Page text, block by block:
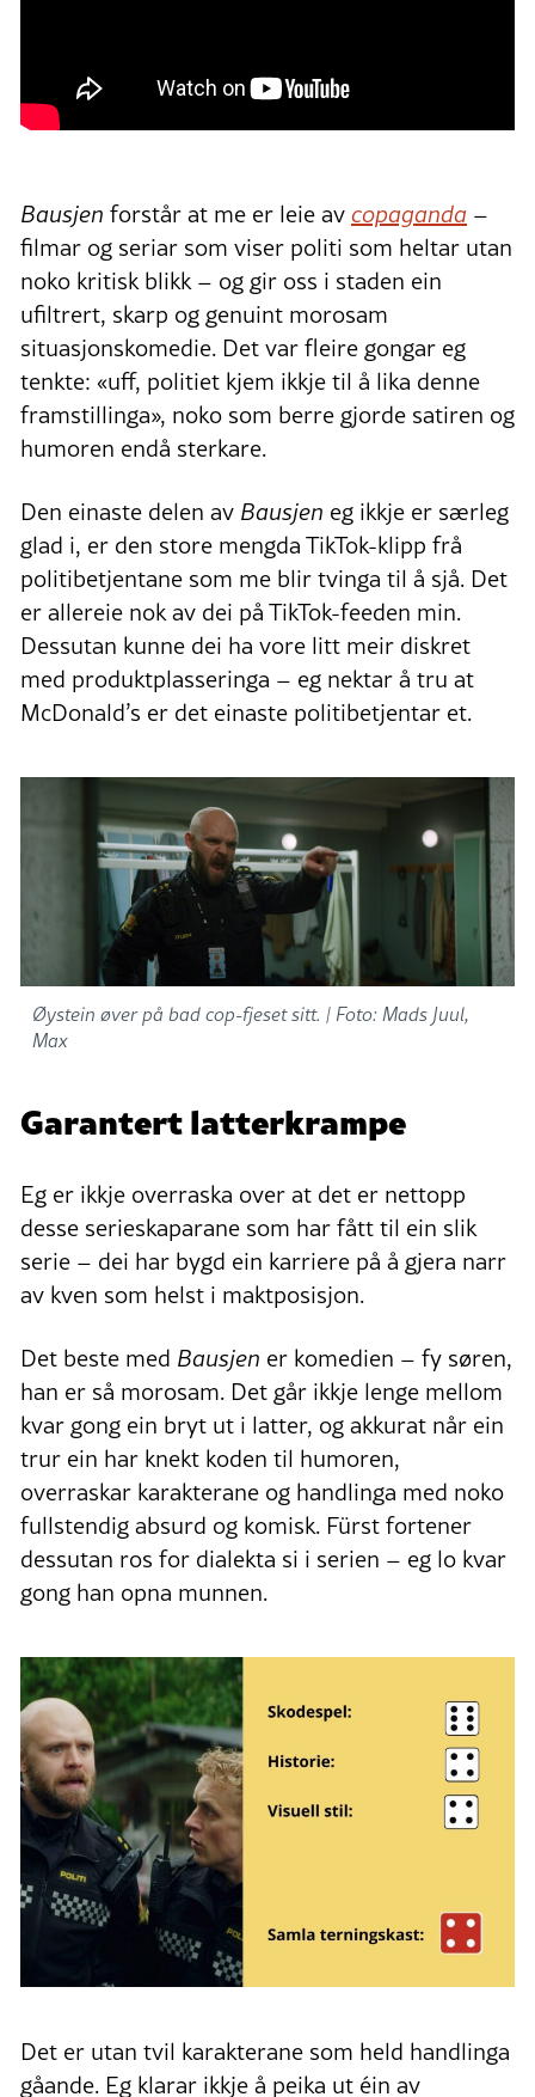
Bausjen forstår at me er leie avcopaganda –
filmar og seriar som viser politi som heltar utan
noko kritisk blikk – og gir oss i staden ein
ufiltrert, skarp og genuint morosam
situasjonskomedie. Det var fleire gongar eg
tenkte: «uff, politiet kjem ikkje til å lika denne
framstillinga», noko som berre gjorde satiren og
humoren endå sterkare.
Den einaste delen av Bausjen eg ikkje er særleg
glad i, er den store mengda TikTok-klipp frå
politibetjentane som me blir tvinga til å sjå. Det
er allereie nok av dei på TikTok-feeden min.
Dessutan kunne dei ha vore litt meir diskret
med produktplasseringa – eg nektar å tru at
McDonald’s er det einaste politibetjentar et.
Øystein øver på bad cop-fjeset sitt. | Foto: Mads Juul,
Max
Garantert latterkrampe
Eg er ikkje overraska over at det er nettopp
desse serieskaparane som har fått til ein slik
serie – dei har bygd ein karriere på å gjera narr
av kven som helst i maktposisjon.
Det beste med Bausjen er komedien – fy søren,
han er så morosam. Det går ikkje lenge mellom
kvar gong ein bryt ut i latter, og akkurat når ein
trur ein har knekt koden til humoren,
overraskar karakterane og handlinga med noko
fullstendig absurd og komisk. Fürst fortener
dessutan ros for dialekta si i serien – eg lo kvar
gong han opna munnen.
Det er utan tvil karakterane som held handlinga
gåande. Eg klarar ikkje å peika ut éin av